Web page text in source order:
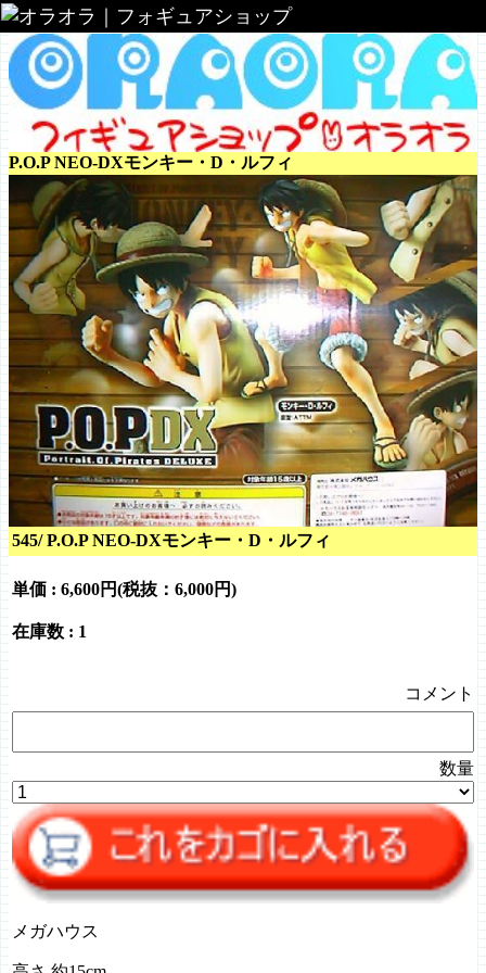
オラオラ｜フォギュアショップ
P.O.P NEO-DXモンキー・D・ルフィ
545/ P.O.P NEO-DXモンキー・D・ルフィ
単価 : 6,600円(税抜：6,000円)
在庫数 : 1
コメント
数量
メガハウス